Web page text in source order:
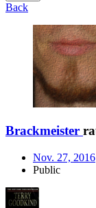
Back
Brackmeister
Nov. 27, 2016
Public